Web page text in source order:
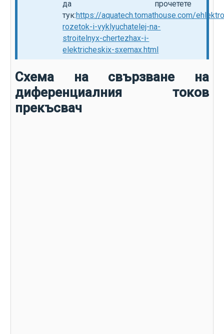
да прочетете
тук:https://aquatech.tomathouse.com/
rozetok-i-vyklyuchatelej-na-
stroitelnyx-chertezhax-i-
elektricheskix-sxemax.html
Схема на свързване на
диференциалния токов
прекъсвач